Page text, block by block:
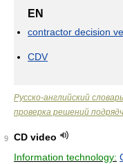
EN
contractor decision
CDV
Русско-английский
проверка решений
9
CD video
Information technology: